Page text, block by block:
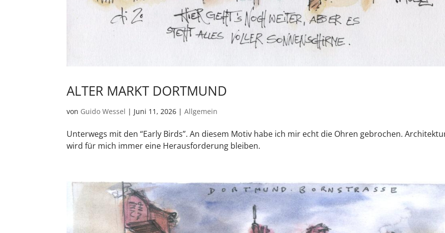
ALTER MARKT DORTMUND
von Guido Wessel | Juni 11, 2026 |Allgemein
Unterwegs mit den “Early Birds”. An diesem Motiv habe ich mir echt die Ohren gebrochen.
wird für mich immer eine Herausforderung bleiben.